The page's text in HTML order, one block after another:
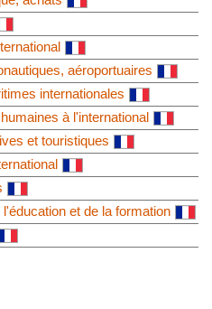
aéroportuaires
internationales
à l'international
et touristiques
et de la formation